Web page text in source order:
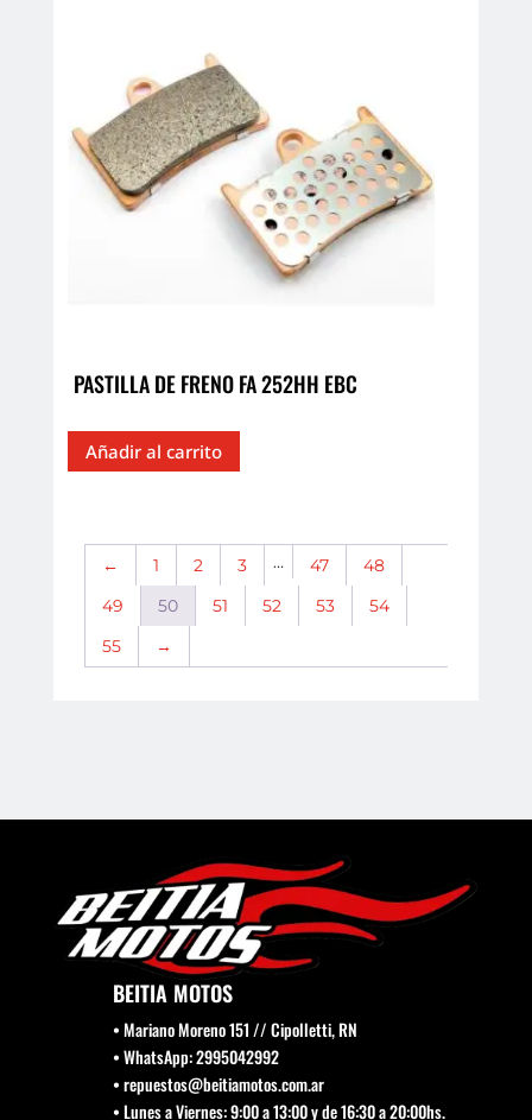
PASTILLA DE FRENO FA 252HH EBC
Añadir al carrito
← 1 2 3 … 47
48
49
50 51 52 53
54
55
→
BEITIA MOTOS
• Mariano Moreno 151 // Cipolletti, RN
• WhatsApp: 2995042992
• repuestos@beitiamotos.com.ar
• Lunes a Viernes: 9:00 a 13:00 y de 16:30 a 20:00hs.